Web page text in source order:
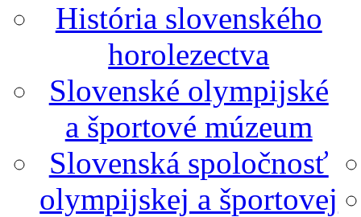
História slovenského
horolezectva
Slovenské olympijské
a športové múzeum
Slovenská spoločnosť
olympijskej a športovej